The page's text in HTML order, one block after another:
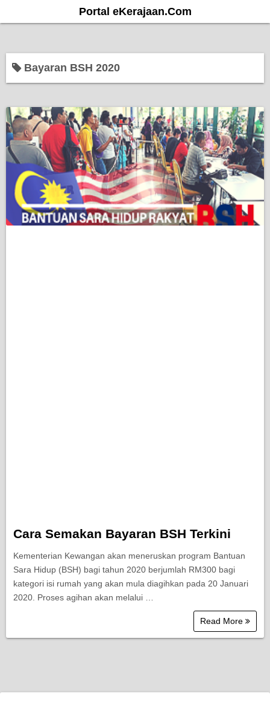
k
Portal eKerajaan.Com
Bayaran BSH 2020
Cara Semakan Bayaran BSH Terkini
Kementerian Kewangan akan meneruskan program Bantuan
Sara Hidup (BSH) bagi tahun 2020 berjumlah RM300 bagi
kategori isi rumah yang akan mula diagihkan pada 20 Januari
2020. Proses agihan akan melalui …
Read More